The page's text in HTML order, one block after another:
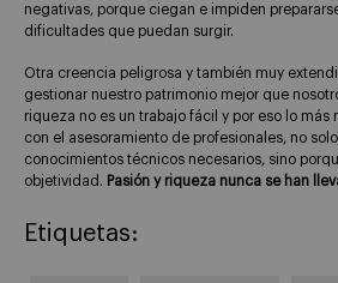
negativas, porque ciegan e impiden
dificultades que puedan surgir.
Otra creencia peligrosa y también muy
gestionar nuestro patrimonio mejor que
riqueza no es un trabajo fácil y por eso lo más
con el asesoramiento de profesionales, no
conocimientos técnicos necesarios, sino
objetividad. Pasión y riqueza nunca se han
Etiquetas: